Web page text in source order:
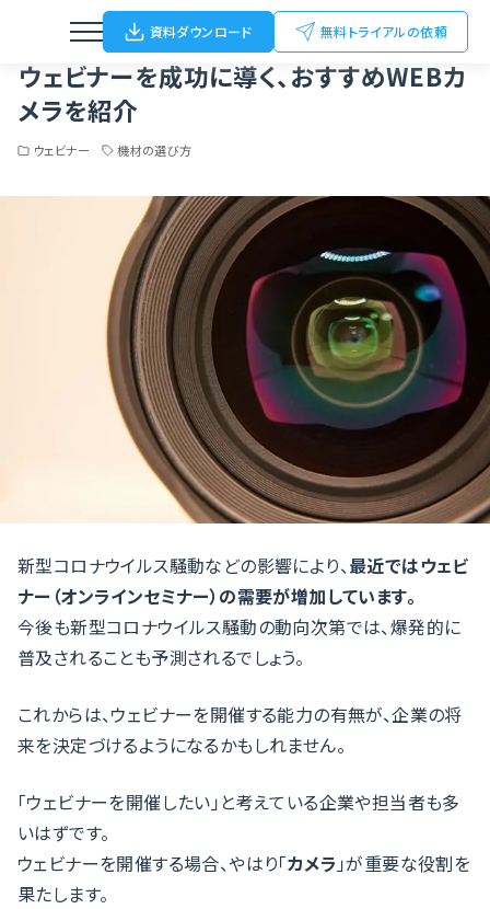
オンライン/ハイブリットイベント
オフラインイベント
展示会（名刺Scan）
FC加盟店開拓
資料ダウンロード 無料トライアルの依頼
ブログ ウェビナー ウェビナーを成功に導く、おすすめWEBカメラを紹介
ウェビナーを成功に導く、おすすめWEBカ
メラを紹介
ウェビナー 機材の選び方
新型コロナウイルス騒動などの影響により、最近ではウェビ
ナー（オンラインセミナー）の需要が増加しています。
今後も新型コロナウイルス騒動の動向次第では、爆発的に
普及されることも予測されるでしょう。
これからは、ウェビナーを開催する能力の有無が、企業の将
来を決定づけるようになるかもしれません。
「ウェビナーを開催したい」と考えている企業や担当者も多
いはずです。
ウェビナーを開催する場合、やはり「カメラ」が重要な役割を
果たします。